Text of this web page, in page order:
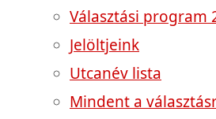
Választási program
Jelöltjeink
Utcanév lista
Mindent a